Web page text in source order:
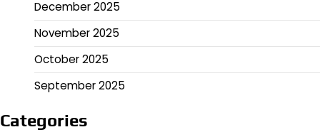
December 2025
November 2025
October 2025
September 2025
Categories